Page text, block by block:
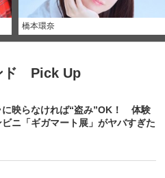
橋本環奈
ド Pick Up
に映らなければ“盗み”OK！ 体験
ニ「ギガマート展」がヤバすぎた